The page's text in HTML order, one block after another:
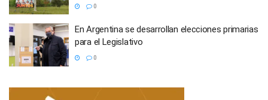
0
En Argentina se desarrollan elecciones primarias
para el Legislativo
0